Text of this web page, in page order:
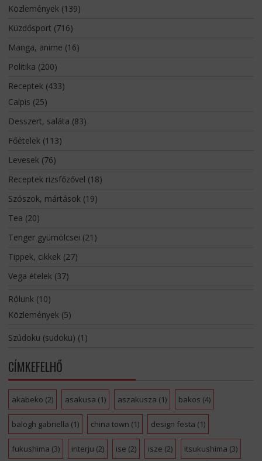
Közlemények(139)
Küzdősport (716)
Manga, anime (16)
Politika (200)
Receptek(433)
Calpis (25)
Desszert, saláta (83)
Főételek(113)
Levesek(76)
Receptek rizsfőzővel (18)
Szószok, mártások(19)
Tea (20)
Tenger gyümölcsei (21)
Tippek, cikkek(27)
Vega ételek(37)
Rólunk(10)
Közlemények(5)
Szúdoku (sudoku) (1)
CÍMKEFELHŐ
akabeko (2) asakusa (1) aszakusza (1) bakos (4)
balogh gabriella (1) china town (1) design festa (1)
fukushima (3) interju (2) ise (2) isze (2) itsukushima (3)